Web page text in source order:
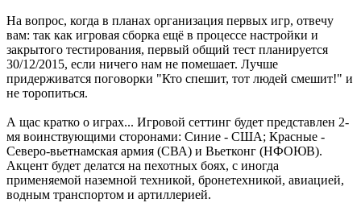
На вопрос, когда в планах организация первых игр, отвечу
вам: так как игровая сборка ещё в процессе настройки и
закрытого тестирования, первый общий тест планируется
30/12/2015, если ничего нам не помешает. Лучше
придерживатся поговорки "Кто спешит, тот людей смешит!" и
не торопиться.
А щас кратко о играх... Игровой сеттинг будет представлен 2-
мя воинствующими сторонами: Синие - США; Красные -
Северо-вьетнамская армия (СВА) и Вьетконг (НФОЮВ).
Акцент будет делатся на пехотных боях, с иногда
применяемой наземной техникой, бронетехникой, авиацией,
водным транспортом и артиллерией.